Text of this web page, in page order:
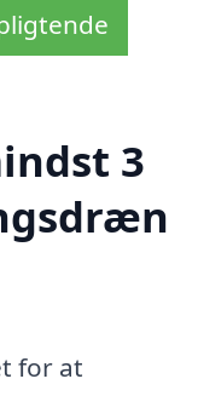
3
for at